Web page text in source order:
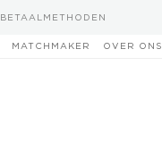
MATCHMAKER OVER ONS